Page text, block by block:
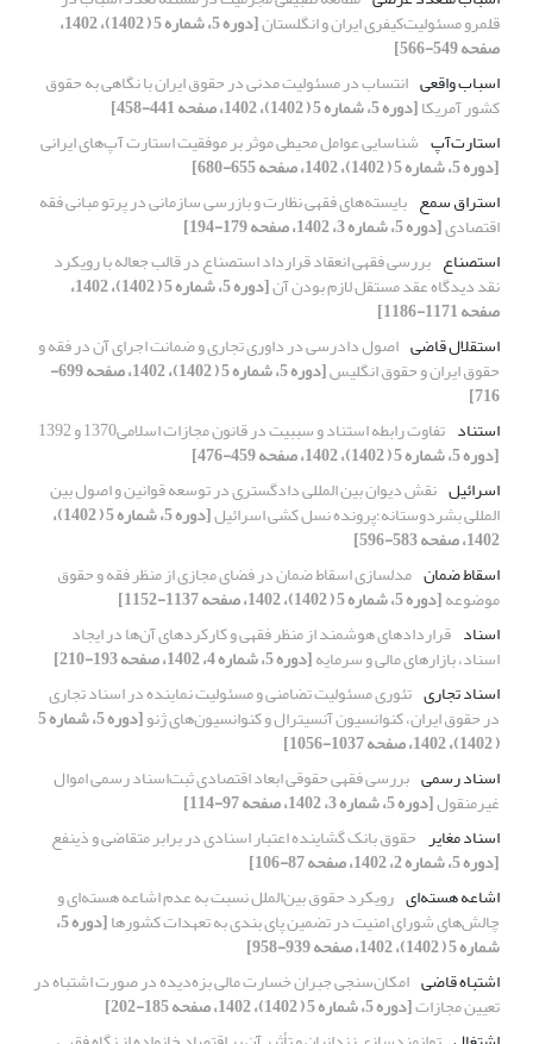
قلمرو مسئولیت‌کیفری ایران و انگلستان [دوره 5، شماره 5 ( 1402)، 1402،
صفحه 549-566]
اسباب واقعی انتساب در مسئولیت مدنی در حقوق ایران با نگاهی به حقوق
کشور آمریکا[دوره 5، شماره 5 ( 1402)، 1402، صفحه 441-458]
استارت‌آپ شناسایی عوامل محیطی موثر بر موفقیت استارت آپ‌های ایرانی
[دوره 5، شماره 5 ( 1402)، 1402، صفحه 655-680]
استراق سمع بایسته‌های فقهی نظارت و بازرسی سازمانی در پرتو مبانی فقه
اقتصادی[دوره 5، شماره 3، 1402، صفحه 179-194]
استصناع بررسی فقهی انعقاد قرارداد استصناع در قالب جعاله با رویکرد
نقد دیدگاه عقد مستقل لازم بودن آن [دوره 5، شماره 5 ( 1402)، 1402،
صفحه 1171-1186]
استقلال قاضی اصول دادرسی در داوری تجاری و ضمانت اجرای آن در فقه و
حقوق ایران و حقوق انگلیس [دوره 5، شماره 5 ( 1402)، 1402، صفحه 699-
716]
استناد تفاوت رابطه استناد و سببیت در قانون مجازات اسلامی1370 و 1392
[دوره 5، شماره 5 ( 1402)، 1402، صفحه 459-476]
اسرائیل نقش دیوان بین المللی دادگستری در توسعه قوانین و اصول بین
المللی بشردوستانه؛پرونده نسل کشی اسرائیل [دوره 5، شماره 5 ( 1402)،
1402، صفحه 583-596]
اسقاط ضمان مدلسازی اسقاط ضمان در فضای مجازی از منظر فقه و حقوق
موضوعه[دوره 5، شماره 5 ( 1402)، 1402، صفحه 1137-1152]
اسناد قراردادهای هوشمند از منظر فقهی و کارکرد‌های آن‌ها در ایجاد
اسناد، بازارهای مالی و سرمایه[دوره 5، شماره 4، 1402، صفحه 193-210]
اسناد تجاری تئوری مسئولیت تضامنی و مسئولیت نماینده در اسناد تجاری
در حقوق ایران، کنوانسیون آنسیترال و کنوانسیون‌های ژنو [دوره 5، شماره 5
( 1402)، 1402، صفحه 1037-1056]
اسناد رسمی بررسی فقهی حقوقی ابعاد اقتصادی ثبت‌اسناد رسمی اموال
غیرمنقول[دوره 5، شماره 3، 1402، صفحه 97-114]
اسناد مغایر حقوق بانک گشاینده اعتبار اسنادی در برابر متقاضی و ذینفع
[دوره 5، شماره 2، 1402، صفحه 87-106]
اشاعه هسته‌ای رویکرد حقوق بین‌الملل نسبت به عدم اشاعه هسته‌ای و
چالش‌های شورای امنیت در تضمین پای بندی به تعهدات کشورها [دوره 5،
شماره 5 ( 1402)، 1402، صفحه 939-958]
اشتباه قاضی امکان‌سنجی جبران خسارت مالی بزه‌دیده در صورت اشتباه در
تعیین مجازات[دوره 5، شماره 5 ( 1402)، 1402، صفحه 185-202]